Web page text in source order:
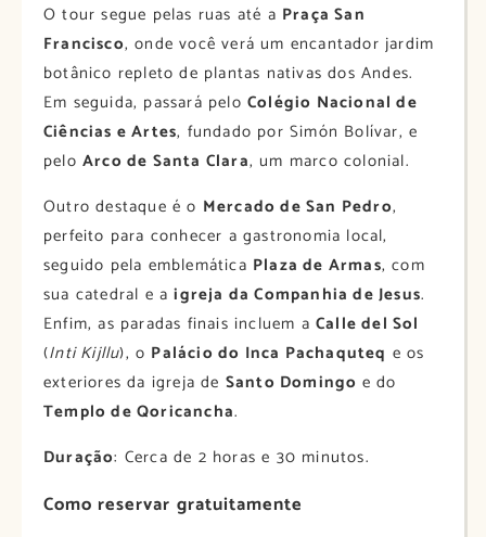
O tour segue pelas ruas até a Praça San
Francisco, onde você verá um encantador jardim
botânico repleto de plantas nativas dos Andes.
Em seguida, passará pelo Colégio Nacional de
Ciências e Artes, fundado por Simón Bolívar, e
pelo Arco de Santa Clara, um marco colonial.
Outro destaque é o Mercado de San Pedro,
perfeito para conhecer a gastronomia local,
seguido pela emblemática Plaza de Armas, com
sua catedral e aigreja da Companhia de Jesus.
Enfim, as paradas finais incluem a Calle del Sol
(Inti Kijllu), o Palácio do Inca Pachaquteq e os
exteriores da igreja de Santo Domingo e do
Templo de Qoricancha.
Duração: Cerca de 2 horas e 30 minutos.
Como reservar gratuitamente